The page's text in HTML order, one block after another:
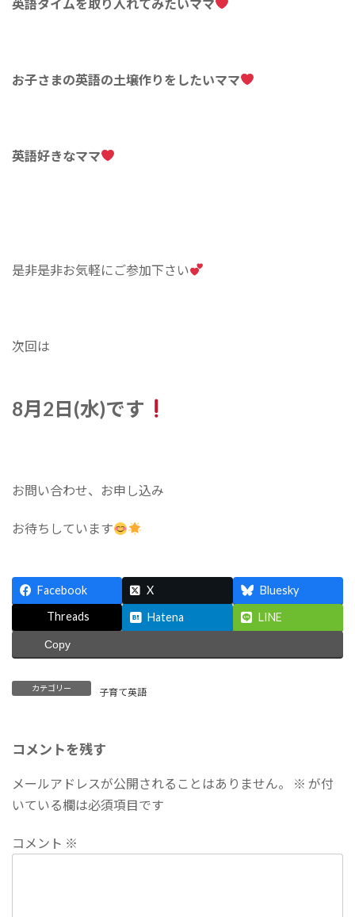
英語タイムを取り入れてみたいママ
お子さまの英語の土壌作りをしたいママ
英語好きなママ
是非是非お気軽にご参加下さい
次回は
8月2日(水)です
お問い合わせ、お申し込み
お待ちしています
Facebook X
Bluesky
Threads
Hatena LINE
Copy
カテゴリー 子育て英語
コメントを残す
メールアドレスが公開されることはありません。 ※ が付
いている欄は必須項目です
コメント ※